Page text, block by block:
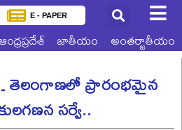
E - PAPER
జాతీయం అంతర్జాతీయం
తెలంగాణలో ప్రారంభమైన
సర్వే..